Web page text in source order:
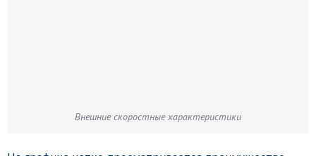
Внешние скоростные характеристики